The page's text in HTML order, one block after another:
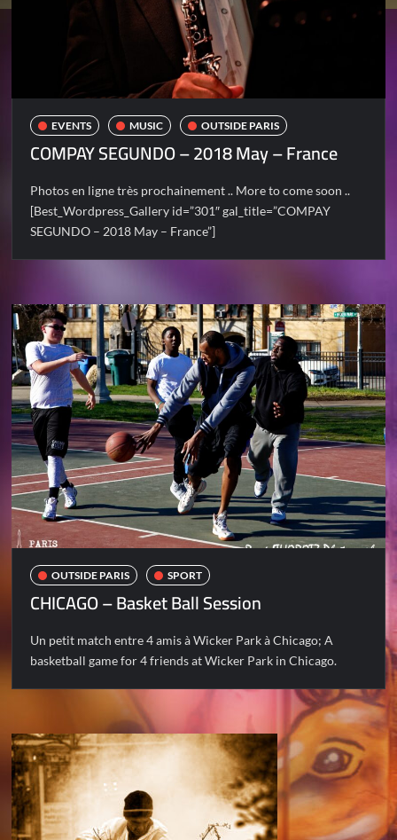
EVENTS MUSIC OUTSIDE PARIS
COMPAY SEGUNDO – 2018 May – France
Photos en ligne très prochainement .. More to come soon ..
[Best_Wordpress_Gallery id=”301″ gal_title=”COMPAY
SEGUNDO – 2018 May – France”]
OUTSIDE PARIS SPORT
CHICAGO – Basket Ball Session
Un petit match entre 4 amis à Wicker Park à Chicago; A
basketball game for 4 friends at Wicker Park in Chicago.